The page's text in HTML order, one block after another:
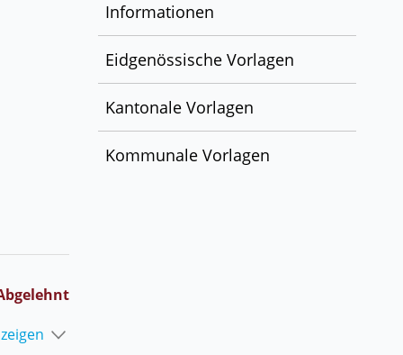
Informationen
Eidgenössische Vorlagen
Kantonale Vorlagen
Kommunale Vorlagen